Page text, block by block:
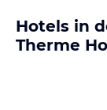
Hotels in
Therme